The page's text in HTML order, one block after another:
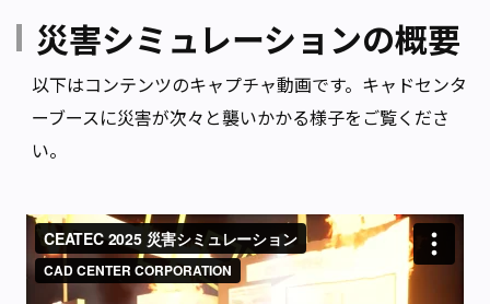
災害シミュレーションの概要
以下はコンテンツのキャプチャ動画です。キャドセンタ
ーブースに災害が次々と襲いかかる様子をご覧くださ
い。